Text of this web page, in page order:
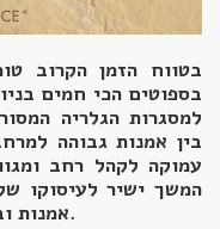
בטווח הזמן הקרוב
בספוטים הכי חמים
למסגרות הגלריה
בין אמנות גבוהה
עמוקה לקהל רחב
המשך ישיר לעיסוקו
אמנות ובחיבור שבין יצירה, טכנולוגיה וקהל.